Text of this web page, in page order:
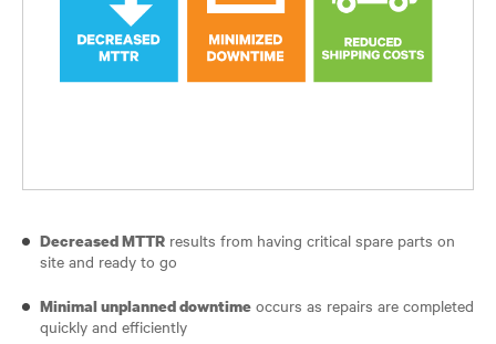
Decreased MTTR results from having critical spare parts on
site and ready to go
Minimal unplanned downtime occurs as repairs are completed
quickly and efficiently